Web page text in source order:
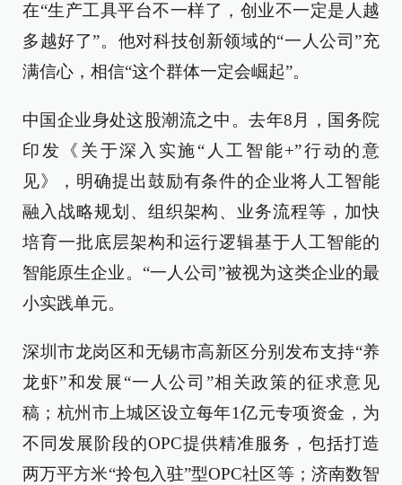
在“生产工具平台不一样了，创业不一定是人越
多越好了”。他对科技创新领域的“一人公司”充
满信心，相信“这个群体一定会崛起”。
中国企业身处这股潮流之中。去年8月，国务院
印发《关于深入实施“人工智能+”行动的意
见》，明确提出鼓励有条件的企业将人工智能
融入战略规划、组织架构、业务流程等，加快
培育一批底层架构和运行逻辑基于人工智能的
智能原生企业。“一人公司”被视为这类企业的最
小实践单元。
深圳市龙岗区和无锡市高新区分别发布支持“养
龙虾”和发展“一人公司”相关政策的征求意见
稿；杭州市上城区设立每年1亿元专项资金，为
不同发展阶段的OPC提供精准服务，包括打造
两万平方米“拎包入驻”型OPC社区等；济南数智